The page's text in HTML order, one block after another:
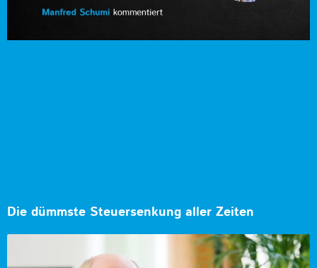
Die dümmste Steuersenkung aller Zeiten